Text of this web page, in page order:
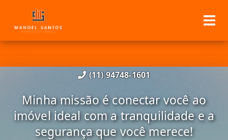
(11) 94748-1601
Minha missão é conectar você ao
imóvel ideal com a tranquilidade e a
segurança que você merece!